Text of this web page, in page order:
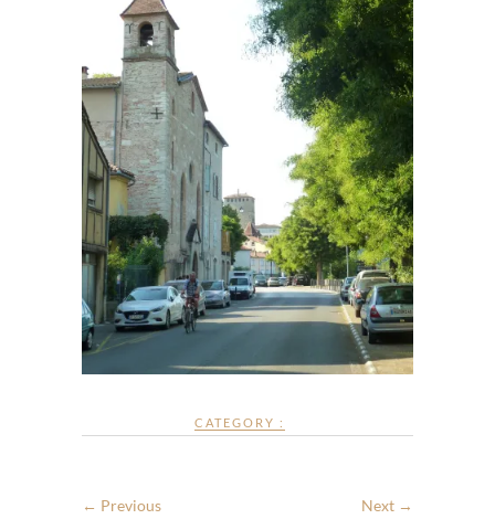
CATEGORY :
← Previous Next →